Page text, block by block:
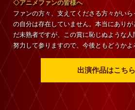
◇アニメファンの皆様へ
ファンの方々、支えてくださる方々がい
の自分は存在していません。本当にあり
だ未熟者ですが、この賞に恥じぬような
努力して参りますので、今後ともどうかよ
出演作品はこちら